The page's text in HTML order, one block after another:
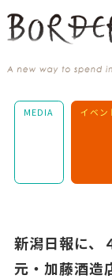
MEDIA イベン
新潟日報に、
元・加藤酒造